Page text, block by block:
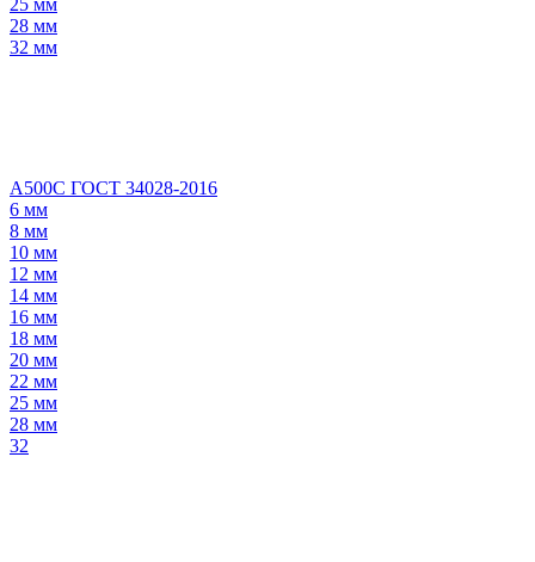
25 мм
28 мм
32 мм
А500С ГОСТ 34028-2016
6 мм
8 мм
10 мм
12 мм
14 мм
16 мм
18 мм
20 мм
22 мм
25 мм
28 мм
32